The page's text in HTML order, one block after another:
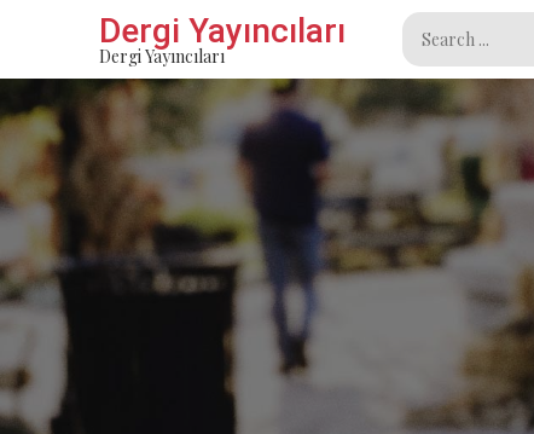
content
Dergi Yayıncıları
Dergi Yayıncıları
Search
for: